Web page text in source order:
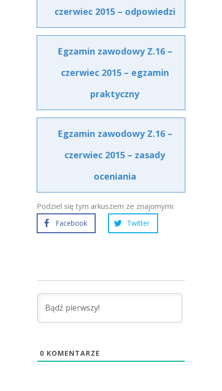
czerwiec 2015 – odpowiedzi
Egzamin zawodowy Z.16 –
czerwiec 2015 – egzamin
praktyczny
Egzamin zawodowy Z.16 –
czerwiec 2015 – zasady
oceniania
Podziel się tym arkuszem ze znajomymi:
Facebook Twitter
0 KOMENTARZE